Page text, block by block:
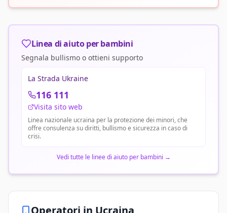
Linea di aiuto per bambini
Segnala bullismo o ottieni supporto
La Strada Ukraine
116 111
Visita sito web
Linea nazionale ucraina per la protezione dei minori, che
offre consulenza su diritti, bullismo e sicurezza in caso di
crisi.
Vedi tutte le linee di aiuto per bambini →
Operatori in Ucraina